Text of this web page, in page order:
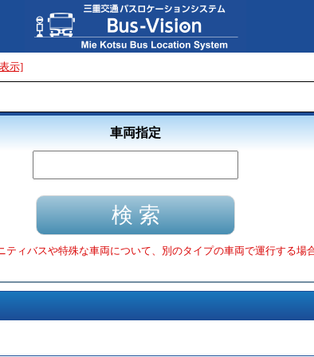
示]
車両指定
ティバスや特殊な車両について、別のタイプの車両で運行する場